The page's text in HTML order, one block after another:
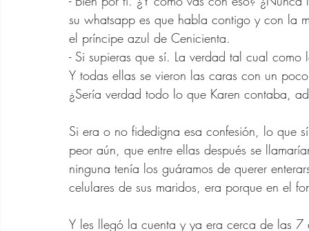
su whatsapp es que habla contigo y con la
el príncipe azul de Cenicienta.
- Si supieras que sí. La verdad tal cual
Y todas ellas se vieron las caras con un
¿Sería verdad todo lo que Karen contaba,
Si era o no fidedigna esa confesión, lo que
peor aún, que entre ellas después se
ninguna tenía los guáramos de querer
celulares de sus maridos, era porque en el
Y les llegó la cuenta y ya era cerca de las